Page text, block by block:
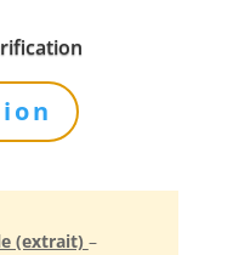
(extrait) –